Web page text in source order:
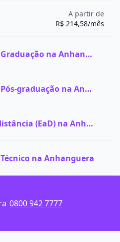
A partir de
R$ 214,58/mês
Ver todas as vagas de Graduação na Anhanguera
Ver todas as vagas de Pós-graduação na Anhanguera
Ver todas as vagas A distância (EaD) na Anhanguera
na Anhanguera
0800 942 7777